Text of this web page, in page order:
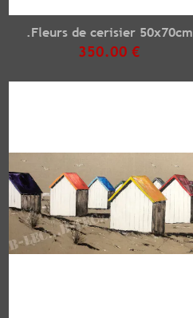
.Fleurs de cerisier 50x70cm
350.00 €